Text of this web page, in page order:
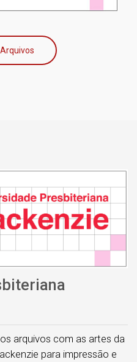
arquivos com as artes da
para impressão e